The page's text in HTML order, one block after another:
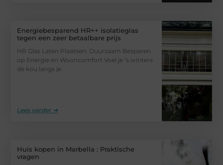
Energiebesparend HR++ isolatieglas
tegen een zeer betaalbare prijs
HR Glas Laten Plaatsen: Duurzaam Besparen
op Energie en Wooncomfort Voel je ’s winters
de kou langs je
Lees verder ➜
Huis kopen in Marbella : Praktische
vragen